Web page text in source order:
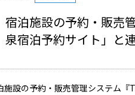
宿泊施設の予約・販売
泉宿泊予約サイト」と
施設の予約・販売管理システム